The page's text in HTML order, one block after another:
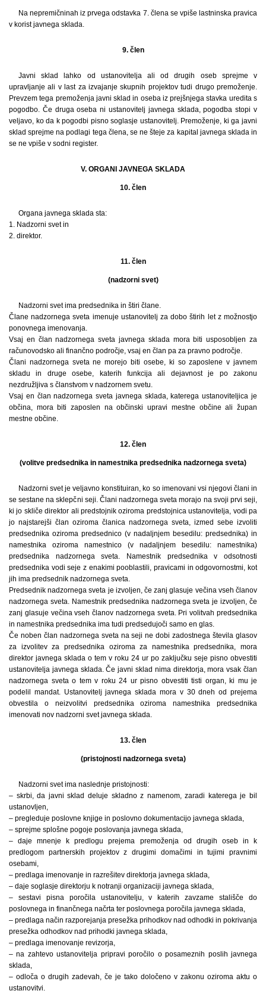
Na nepremičninah iz prvega odstavka 7. člena se vpiše lastninska pravica
v korist javnega sklada.
9. člen
Javni sklad lahko od ustanovitelja ali od drugih oseb sprejme v
upravljanje ali v last za izvajanje skupnih projektov tudi drugo premoženje.
Prevzem tega premoženja javni sklad in oseba iz prejšnjega stavka uredita s
pogodbo. Če druga oseba ni ustanovitelj javnega sklada, pogodba stopi v
veljavo, ko da k pogodbi pisno soglasje ustanovitelj. Premoženje, ki ga javni
sklad sprejme na podlagi tega člena, se ne šteje za kapital javnega sklada in
se ne vpiše v sodni register.
V. ORGANI JAVNEGA SKLADA
10. člen
Organa javnega sklada sta:
1. Nadzorni svet in
2. direktor.
11. člen
(nadzorni svet)
Nadzorni svet ima predsednika in štiri člane.
Člane nadzornega sveta imenuje ustanovitelj za dobo štirih let z možnostjo
ponovnega imenovanja.
Vsaj en član nadzornega sveta javnega sklada mora biti usposobljen za
računovodsko ali finančno področje, vsaj en član pa za pravno področje.
Člani nadzornega sveta ne morejo biti osebe, ki so zaposlene v javnem
skladu in druge osebe, katerih funkcija ali dejavnost je po zakonu
nezdružljiva s članstvom v nadzornem svetu.
Vsaj en član nadzornega sveta javnega sklada, katerega ustanoviteljica je
občina, mora biti zaposlen na občinski upravi mestne občine ali župan
mestne občine.
12. člen
(volitve predsednika in namestnika predsednika nadzornega sveta)
Nadzorni svet je veljavno konstituiran, ko so imenovani vsi njegovi člani in
se sestane na sklepčni seji. Člani nadzornega sveta morajo na svoji prvi seji,
ki jo skliče direktor ali predstojnik oziroma predstojnica ustanovitelja, vodi pa
jo najstarejši član oziroma članica nadzornega sveta, izmed sebe izvoliti
predsednika oziroma predsednico (v nadaljnjem besedilu: predsednika) in
namestnika oziroma namestnico (v nadaljnjem besedilu: namestnika)
predsednika nadzornega sveta. Namestnik predsednika v odsotnosti
predsednika vodi seje z enakimi pooblastili, pravicami in odgovornostmi, kot
jih ima predsednik nadzornega sveta.
Predsednik nadzornega sveta je izvoljen, če zanj glasuje večina vseh članov
nadzornega sveta. Namestnik predsednika nadzornega sveta je izvoljen, če
zanj glasuje večina vseh članov nadzornega sveta. Pri volitvah predsednika
in namestnika predsednika ima tudi predsedujoči samo en glas.
Če noben član nadzornega sveta na seji ne dobi zadostnega števila glasov
za izvolitev za predsednika oziroma za namestnika predsednika, mora
direktor javnega sklada o tem v roku 24 ur po zaključku seje pisno obvestiti
ustanovitelja javnega sklada. Če javni sklad nima direktorja, mora vsak član
nadzornega sveta o tem v roku 24 ur pisno obvestiti tisti organ, ki mu je
podelil mandat. Ustanovitelj javnega sklada mora v 30 dneh od prejema
obvestila o neizvolitvi predsednika oziroma namestnika predsednika
imenovati nov nadzorni svet javnega sklada.
13. člen
(pristojnosti nadzornega sveta)
Nadzorni svet ima naslednje pristojnosti:
– skrbi, da javni sklad deluje skladno z namenom, zaradi katerega je bil
ustanovljen,
– pregleduje poslovne knjige in poslovno dokumentacijo javnega sklada,
– sprejme splošne pogoje poslovanja javnega sklada,
– daje mnenje k predlogu prejema premoženja od drugih oseb in k
predlogom partnerskih projektov z drugimi domačimi in tujimi pravnimi
osebami,
– predlaga imenovanje in razrešitev direktorja javnega sklada,
– daje soglasje direktorju k notranji organizaciji javnega sklada,
– sestavi pisna poročila ustanovitelju, v katerih zavzame stališče do
poslovnega in finančnega načrta ter poslovnega poročila javnega sklada,
– predlaga način razporejanja presežka prihodkov nad odhodki in pokrivanja
presežka odhodkov nad prihodki javnega sklada,
– predlaga imenovanje revizorja,
– na zahtevo ustanovitelja pripravi poročilo o posameznih poslih javnega
sklada,
– odloča o drugih zadevah, če je tako določeno v zakonu oziroma aktu o
ustanovitvi.